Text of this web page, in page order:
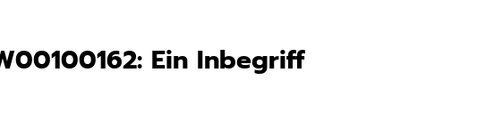
Ein Inbegriff